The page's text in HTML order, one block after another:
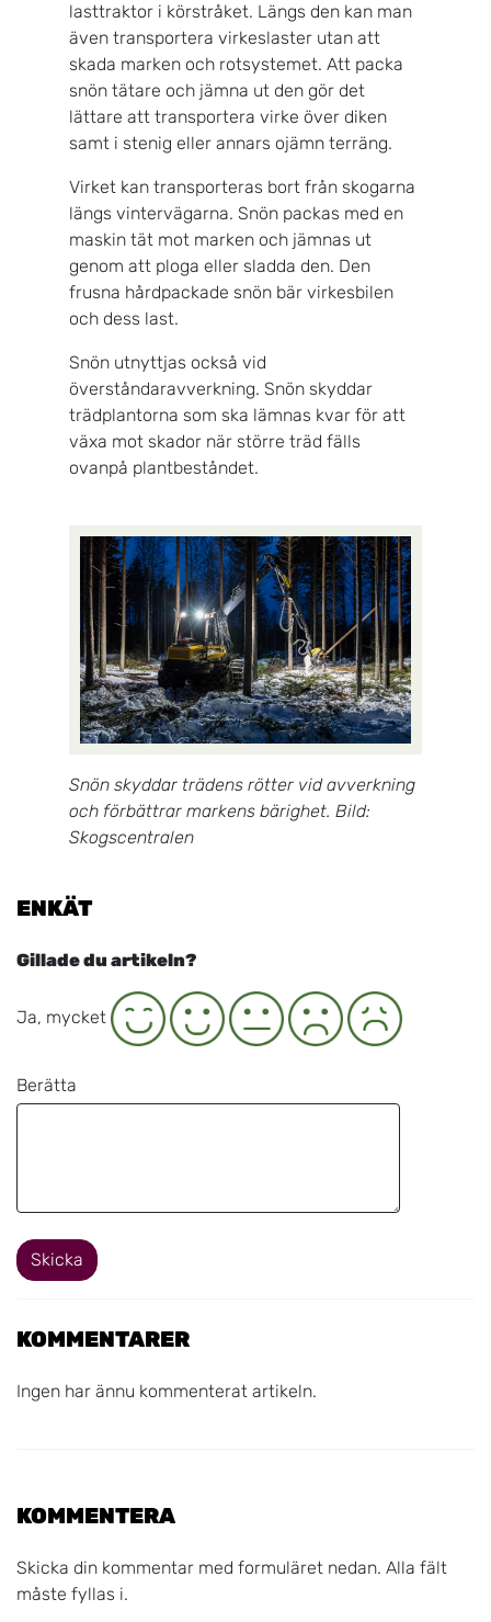
lasttraktor i körstråket. Längs den kan man
även transportera virkeslaster utan att
skada marken och rotsystemet. Att packa
snön tätare och jämna ut den gör det
lättare att transportera virke över diken
samt i stenig eller annars ojämn terräng.
Virket kan transporteras bort från skogarna
längs vintervägarna. Snön packas med en
maskin tät mot marken och jämnas ut
genom att ploga eller sladda den. Den
frusna hårdpackade snön bär virkesbilen
och dess last.
Snön utnyttjas också vid
överståndaravverkning. Snön skyddar
trädplantorna som ska lämnas kvar för att
växa mot skador när större träd fälls
ovanpå plantbeståndet.
Snön skyddar trädens rötter vid avverkning
och förbättrar markens bärighet. Bild:
Skogscentralen
ENKÄT
Gillade du artikeln?
Ja, mycket
Ja Neutral Nej Nej, inte alls
Berätta
Skicka
KOMMENTARER
Ingen har ännu kommenterat artikeln.
KOMMENTERA
Skicka din kommentar med formuläret nedan. Alla fält
måste fyllas i.